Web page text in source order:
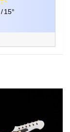
/15°